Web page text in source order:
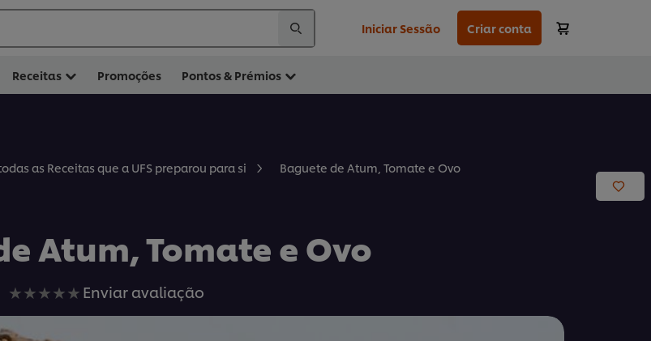
Iniciar Sessão Criar conta
Receitas Promoções Pontos & Prémios
as Receitas que a UFS preparou para si Baguete de Atum, Tomate e Ovo
Atum, Tomate e Ovo
Nenhuma
avaliação
Enviar avaliação